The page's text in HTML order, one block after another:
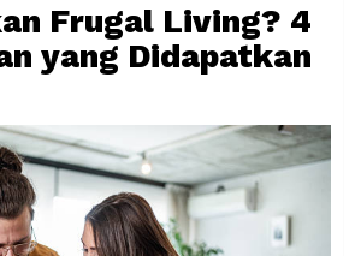
Frugal Living? 4
yang Didapatkan